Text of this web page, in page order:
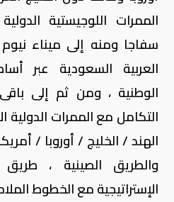
الممرات اللوجيستية
سفاجا ومنه إلى ميناء
العربية السعودية عبر
الوطنية ، ومن ثم إلى
التكامل مع الممرات الدولية
والطريق الصينية ، طريق
الإستراتيجية مع الخطوط